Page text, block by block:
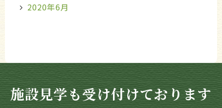
2020年6月
施設見学も受け付けております